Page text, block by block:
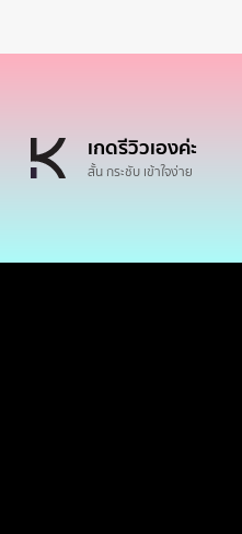
เกดรีวิวเองค่ะ
สั้น กระชับ เข้าใจง่าย